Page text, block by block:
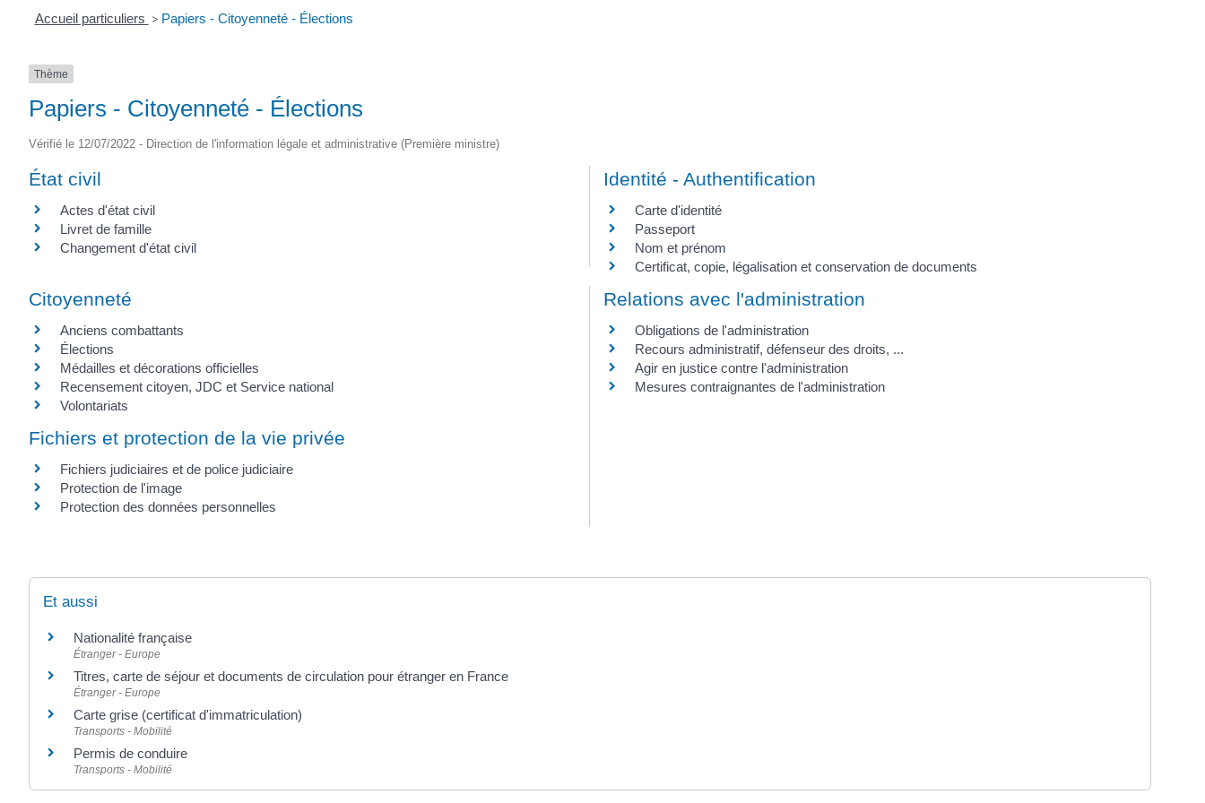
Accueil particuliers > Papiers - Citoyenneté - Élections
Thème
Papiers - Citoyenneté - Élections
Vérifié le 12/07/2022 - Direction de l'information légale et administrative (Première ministre)
État civil
Actes d'état civil
Livret de famille
Changement d'état civil
Identité - Authentification
Carte d'identité
Passeport
Nom et prénom
Certificat, copie, légalisation et conservation de documents
Citoyenneté
Anciens combattants
Élections
Médailles et décorations officielles
Recensement citoyen, JDC et Service national
Volontariats
Relations avec l'administration
Obligations de l'administration
Recours administratif, défenseur des droits, ...
Agir en justice contre l'administration
Mesures contraignantes de l'administration
Fichiers et protection de la vie privée
Fichiers judiciaires et de police judiciaire
Protection de l'image
Protection des données personnelles
Et aussi
Nationalité française
Étranger - Europe
Titres, carte de séjour et documents de circulation pour étranger en France
Étranger - Europe
Carte grise (certificat d'immatriculation)
Transports - Mobilité
Permis de conduire
Transports - Mobilité